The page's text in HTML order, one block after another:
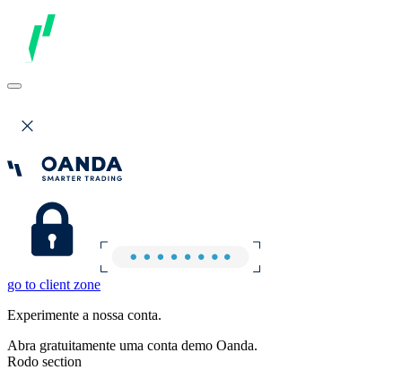
go to client zone
Experimente a nossa conta.
Abra gratuitamente uma conta demo Oanda.
Rodo section